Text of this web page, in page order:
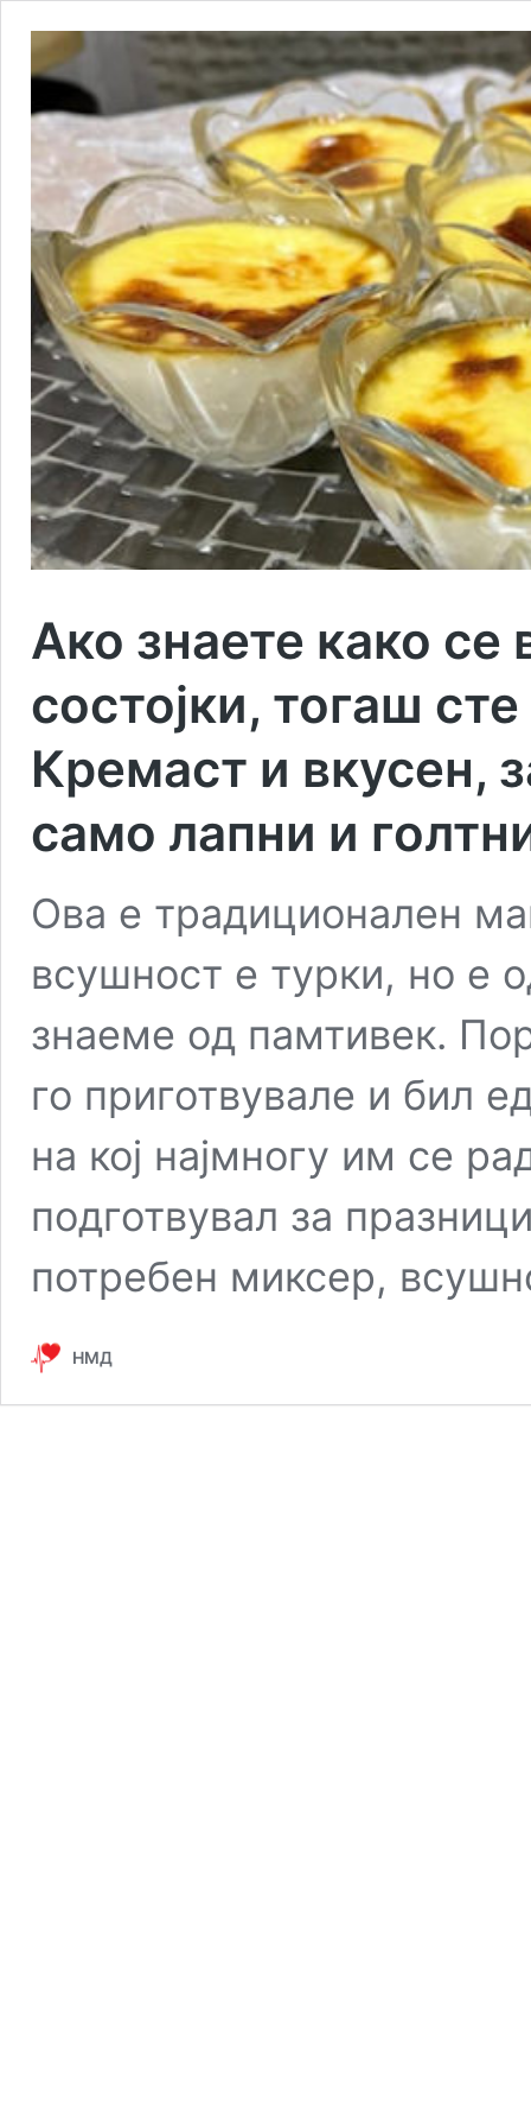
Ако знаете како се
состојки, тогаш
Кремаст и вкусен,
само лапни и
Ова е традиционален
всушност е турки, но е
знаеме од памтивек.
го приготвувале и бил
на кој најмногу им се
подготвувал за
потребен миксер,
НМД